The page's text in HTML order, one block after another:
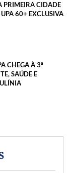
PRIMEIRA CIDADE
60+ EXCLUSIVA
CHEGA À 3ª
SAÚDE E